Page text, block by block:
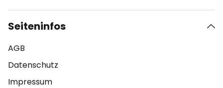
Seiteninfos
AGB
Datenschutz
Impressum